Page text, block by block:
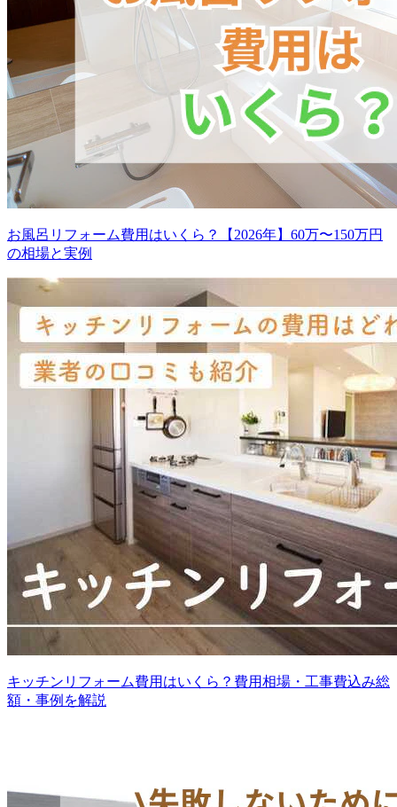
お風呂リフォーム費用はいくら？【2026年】60万〜150万円
の相場と実例
キッチンリフォーム費用はいくら？費用相場・工事費込み総
額・事例を解説